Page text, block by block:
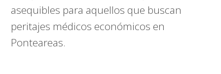
asequibles para aquellos que buscan
peritajes médicos económicos en
Ponteareas.